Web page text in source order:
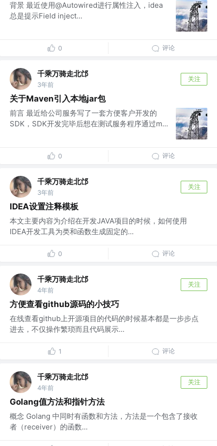
背景 最近使用@Autowired进行属性注入，idea
总是提示Field inject...
0 评论
千乘万骑走北邙
3年前
关注
关于Maven引入本地jar包
前言 最近给公司服务写了一套方便客户开发的
SDK，SDK开发完毕后想在测试服务程序通过m...
0 评论
千乘万骑走北邙
3年前
关注
IDEA设置注释模板
本文主要内容为介绍在开发JAVA项目的时候，如何使用
IDEA开发工具为类和函数生成固定的...
0 评论
千乘万骑走北邙
4年前
关注
方便查看github源码的小技巧
在线查看github上开源项目的代码的时候基本都是一步步点
进去，不仅操作繁琐而且代码展示...
1 评论
千乘万骑走北邙
4年前
关注
Golang值方法和指针方法
概念 Golang 中同时有函数和方法，方法是一个包含了接收
者（receiver）的函数...